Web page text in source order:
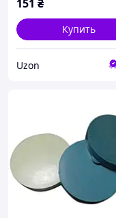
151 ₴
Купить
Uzon